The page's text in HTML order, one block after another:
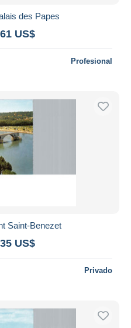
des Papes
US$
Profesional
Saint-Benezet
US$
Privado